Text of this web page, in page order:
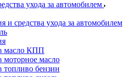
ухода за автомобилем
и средства ухода за автомобилем
масло КПП
моторное масло
топливо бензин